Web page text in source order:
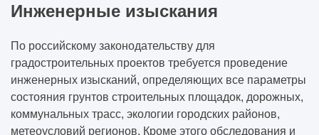
Инженерные изыскания
По российскому законодательству для
градостроительных проектов требуется проведение
инженерных изысканий, определяющих все параметры
состояния грунтов строительных площадок, дорожных,
коммунальных трасс, экологии городских районов,
метеоусловий регионов. Кроме этого обследования и